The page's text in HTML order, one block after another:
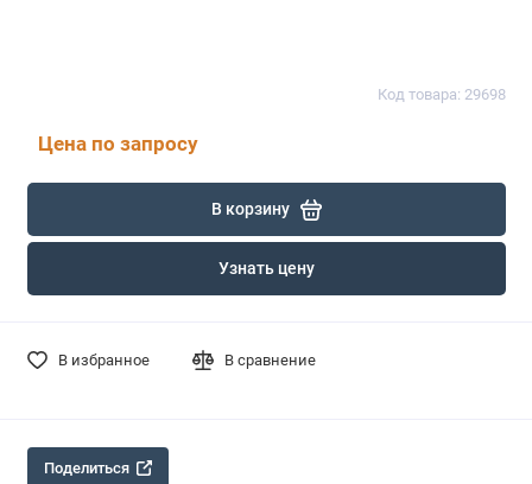
Код товара: 29698
Цена по запросу
В корзину
Узнать цену
В избранное В сравнение
Поделиться